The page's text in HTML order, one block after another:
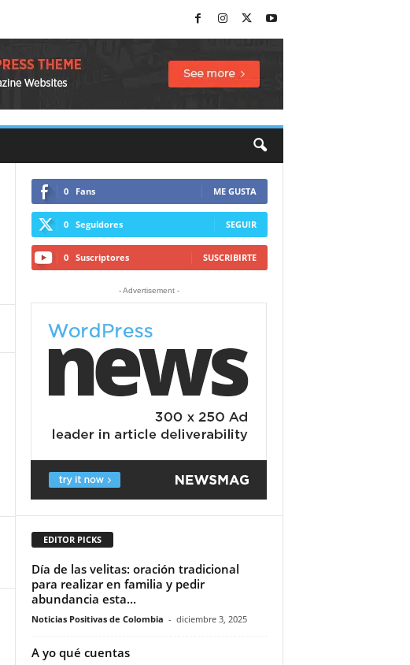
0 Fans ME GUSTA
0 Seguidores SEGUIR
0 Suscriptores SUSCRIBIRTE
- Advertisement -
EDITOR PICKS
Día de las velitas: oración tradicional
para realizar en familia y pedir
abundancia esta...
Noticias Positivas de Colombia - diciembre 3, 2025
A yo qué cuentas